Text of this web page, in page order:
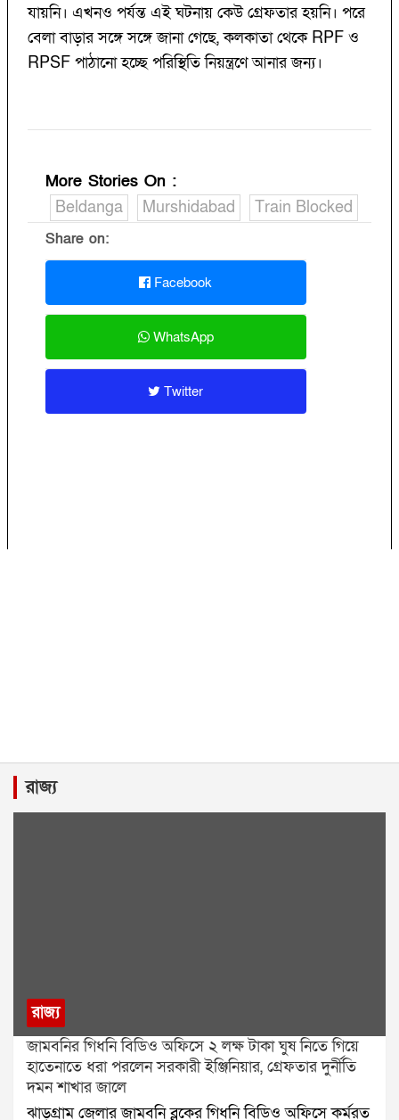
যায়নি। এখনও পর্যন্ত এই ঘটনায় কেউ গ্রেফতার হয়নি। পরে
বেলা বাড়ার সঙ্গে সঙ্গে জানা গেছে, কলকাতা থেকে RPF ও
RPSF পাঠানো হচ্ছে পরিস্থিতি নিয়ন্ত্রণে আনার জন্য।
More Stories On :
Beldanga
Murshidabad Train Blocked
Share on:
Facebook
WhatsApp
Twitter
রাজ্য
রাজ্য
জামবনির গিধনি বিডিও অফিসে ২ লক্ষ টাকা ঘুষ নিতে গিয়ে
হাতেনাতে ধরা পরলেন সরকারী ইঞ্জিনিয়ার, গ্রেফতার দুর্নীতি
দমন শাখার জালে
ঝাড়গ্রাম জেলার জামবনি ব্লকের গিধনি বিডিও অফিসে কর্মরত